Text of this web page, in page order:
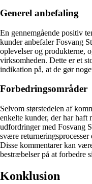
Generel anbefaling
En gennemgående positiv
kunder anbefaler Fosvang
oplevelser og produkterne,
virksomheden. Dette er et
indikation på, at de gør
Forbedringsområder
Selvom størstedelen af
enkelte kunder, der har haft
udfordringer med Fosvang
svære
Disse kommentarer kan
bestræbelser på at forbedre
Konklusion